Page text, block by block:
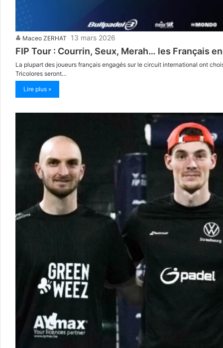
Maceo ZERHAT 13 mars 2026
FIP Tour : Courrin, Seux, Merah… les Français
La plupart des joueurs français engagés sur le circuit international ont
Tricolores seront…
Lire plus »